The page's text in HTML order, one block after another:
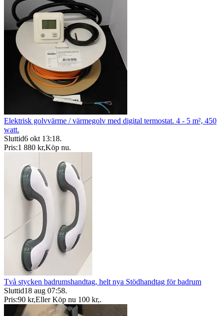
Elektrisk golvvärme / värmegolv med digital termostat. 4 - 5 m², 450
watt.
Sluttid6 okt 13:18.
Pris:1 880 kr,Köp nu.
Två stycken badrumshandtag, helt nya Stödhandtag för badrum
Sluttid18 aug 07:58.
Pris:90 kr,Eller Köp nu 100 kr,.